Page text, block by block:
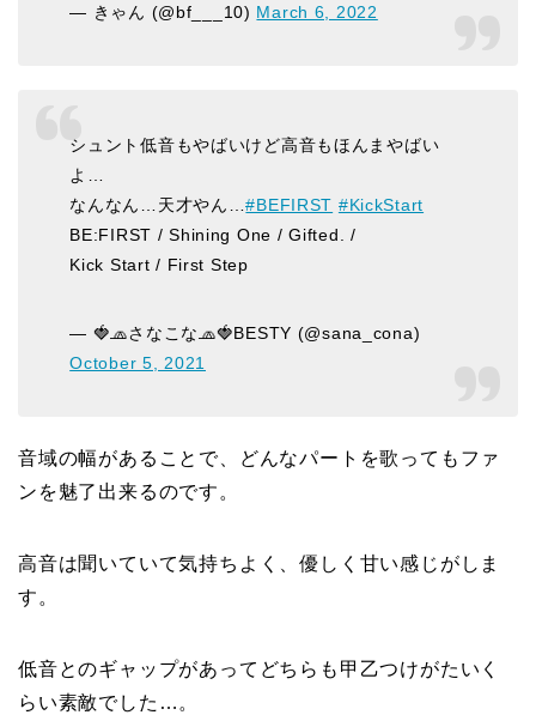
— きゃん (@bf___10) March 6, 2022
シュント低音もやばいけど高音もほんまやばい
よ…
なんなん…天才やん…#BEFIRST #KickStart
BE:FIRST / Shining One / Gifted. /
Kick Start / First Step
— 🍓🧢さなこな🧢🍓BESTY (@sana_cona)
October 5, 2021
音域の幅があることで、どんなパートを歌ってもファ
ンを魅了出来るのです。
高音は聞いていて気持ちよく、優しく甘い感じがしま
す。
低音とのギャップがあってどちらも甲乙つけがたいく
らい素敵でした…。